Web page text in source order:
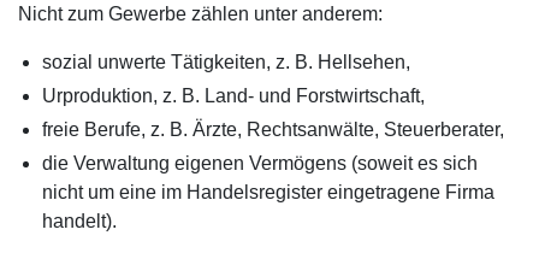
Nicht zum Gewerbe zählen unter anderem:
sozial unwerte Tätigkeiten, z. B. Hellsehen,
Urproduktion, z. B. Land- und Forstwirtschaft,
freie Berufe, z. B. Ärzte, Rechtsanwälte, Steuerberater,
die Verwaltung eigenen Vermögens (soweit es sich
nicht um eine im Handelsregister eingetragene Firma
handelt).